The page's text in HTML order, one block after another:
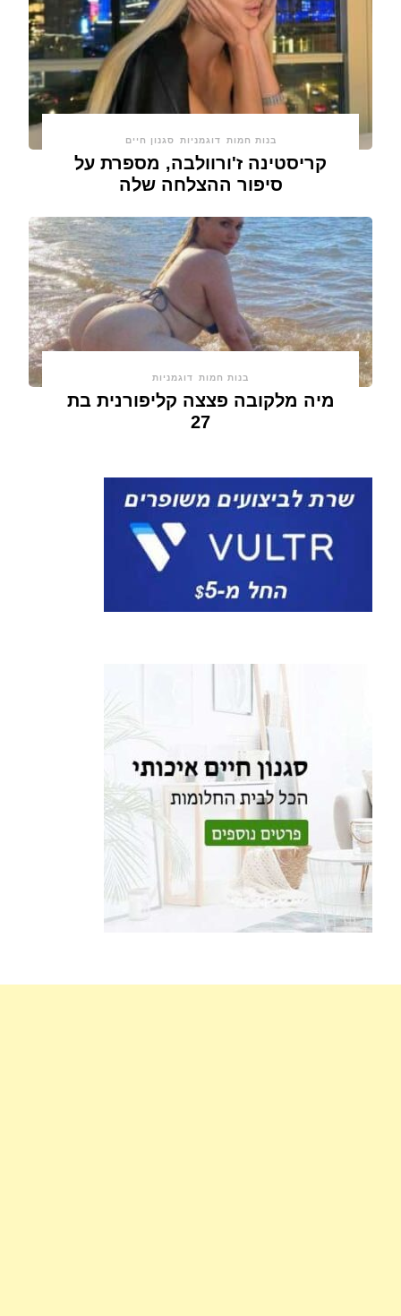
בנות חמות דוגמניות סגנון חיים
קריסטינה ז'ורוולבה, מספרת על
סיפור ההצלחה שלה
בנות חמות דוגמניות
מיה מלקובה פצצה קליפורנית בת
27